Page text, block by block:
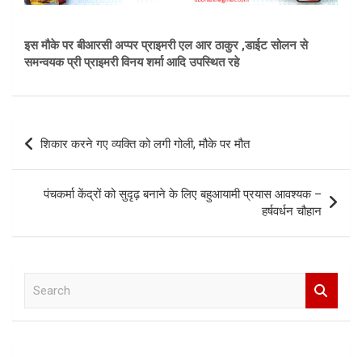
इस मौके पर बीआरसी अप्पर प्राइमरी एल आर ठाकुर ,डाईट सोलन से
समन्वयक प्री प्राइमरी विनय शर्मा आदि उपस्थित रहे
Post
navigation
शिकार करने गए व्यक्ति को लगी गोली, मौके पर मौत
पंचकर्मा केंद्रों को सुदृढ़ बनाने के लिए बहुआयामी प्रयास आवश्यक –
हर्षवर्धन चौहान